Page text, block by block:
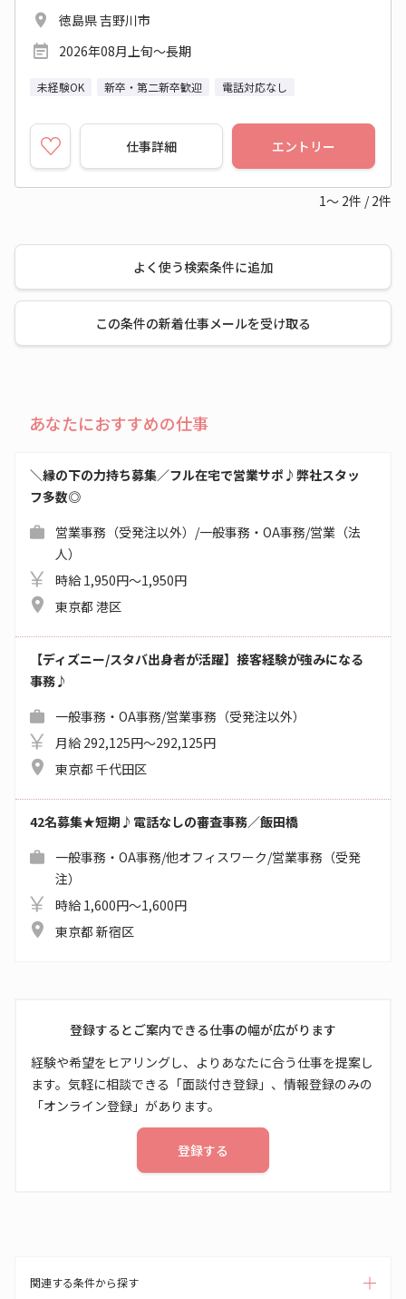
徳島県 吉野川市
2026年08月上旬～長期
未経験OK 新卒・第二新卒歓迎 電話対応なし
仕事詳細 エントリー
1～ 2件 / 2件
よく使う検索条件に追加
この条件の新着仕事メールを受け取る
あなたにおすすめの仕事
＼縁の下の力持ち募集／フル在宅で営業サポ♪弊社スタッ
フ多数◎
営業事務（受発注以外）/一般事務・OA事務/営業（法
人）
時給 1,950円～1,950円
東京都 港区
【ディズニー/スタバ出身者が活躍】接客経験が強みになる
事務♪
一般事務・OA事務/営業事務（受発注以外）
月給 292,125円～292,125円
東京都 千代田区
42名募集★短期♪電話なしの審査事務／飯田橋
一般事務・OA事務/他オフィスワーク/営業事務（受発
注）
時給 1,600円～1,600円
東京都 新宿区
登録するとご案内できる仕事の幅が広がります
経験や希望をヒアリングし、よりあなたに合う仕事を提案し
ます。気軽に相談できる「面談付き登録」、情報登録のみの
「オンライン登録」があります。
登録する
関連する条件から探す